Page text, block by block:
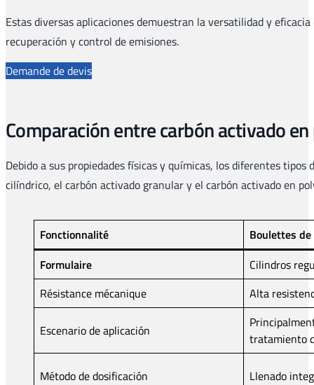
Estas diversas aplicaciones demuestran la versatilidad y
recuperación y control de emisiones.
Demande de devis
Comparación entre carbón activado
Debido a sus propiedades físicas y químicas, los diferentes
cilíndrico, el carbón activado granular y el carbón activado en
Fonctionnalité
Boulettes
Formulaire
Cilindros
Résistance mécanique
Alta
Escenario de aplicación
tratamiento
Método de dosificación Llenado